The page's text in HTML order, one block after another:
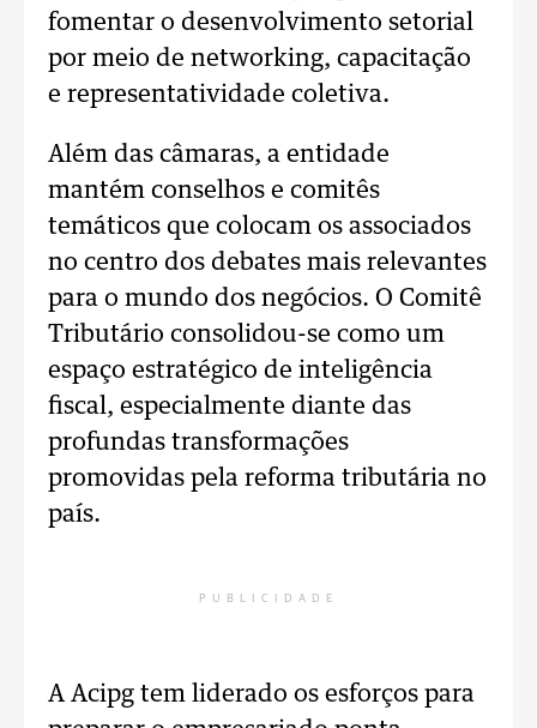
fomentar o desenvolvimento setorial
por meio de networking, capacitação
e representatividade coletiva.
Além das câmaras, a entidade
mantém conselhos e comitês
temáticos que colocam os associados
no centro dos debates mais relevantes
para o mundo dos negócios. O Comitê
Tributário consolidou-se como um
espaço estratégico de inteligência
fiscal, especialmente diante das
profundas transformações
promovidas pela reforma tributária no
país.
PUBLICIDADE
A Acipg tem liderado os esforços para